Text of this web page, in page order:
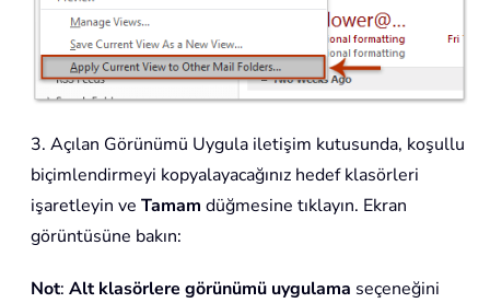
3. Açılan Görünümü Uygula iletişim kutusunda, koşullu
biçimlendirmeyi kopyalayacağınız hedef klasörleri
işaretleyin ve Tamam düğmesine tıklayın. Ekran
görüntüsüne bakın:
Not: Alt klasörlere görünümü uygulama seçeneğini